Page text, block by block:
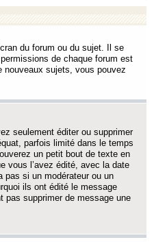
du forum ou du sujet. Il se
de chaque forum est
nouveaux sujets, vous pouvez
seulement éditer ou supprimer
parfois limité dans le temps
un petit bout de texte en
vous l’avez édité, avec la date
pas si un modérateur ou un
ils ont édité le message
pas supprimer de message une